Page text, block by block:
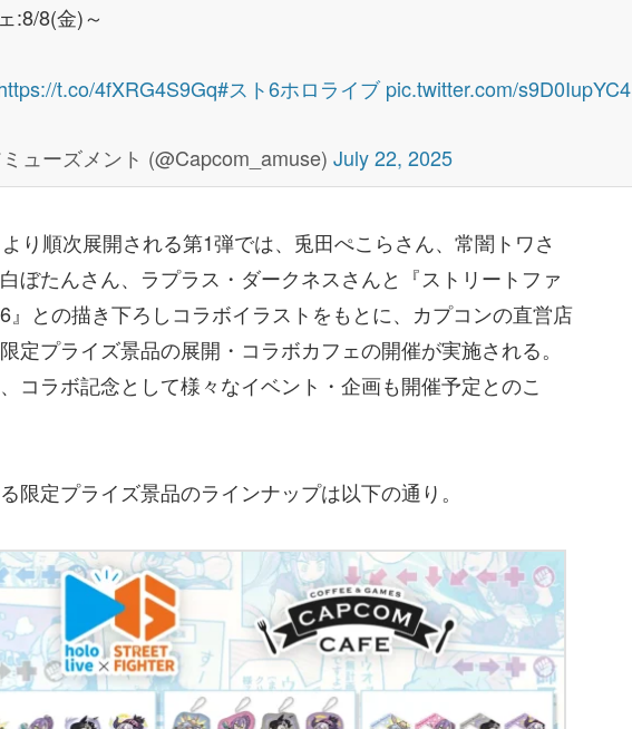
:8/8(金)～
t.co/4fXRG4S9Gq#スト6ホロライブ pic.twitter.com/s9D0IupYC4
ューズメント (@Capcom_amuse) July 22, 2025
り順次展開される第1弾では、兎田ぺこらさん、常闇トワさ
ぼたんさん、ラプラス・ダークネスさんと『ストリートファ
』との描き下ろしコラボイラストをもとに、カプコンの直営店
定プライズ景品の展開・コラボカフェの開催が実施される。
コラボ記念として様々なイベント・企画も開催予定とのこ
限定プライズ景品のラインナップは以下の通り。